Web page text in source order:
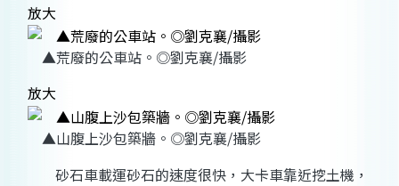
放大
▲荒廢的公車站。◎劉克襄/攝影
放大
▲山腹上沙包築牆。◎劉克襄/攝影
砂石車載運砂石的速度很快，大卡車靠近挖土機，